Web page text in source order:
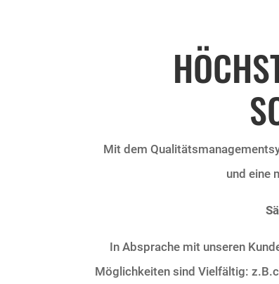
Mit dem
und eine
In Absprache mit unseren
Möglichkeiten sind Vielfältig: